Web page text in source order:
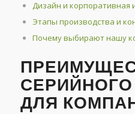
Дизайн и корпоративная
Этапы производства и
Почему выбирают нашу
ДЛЯ